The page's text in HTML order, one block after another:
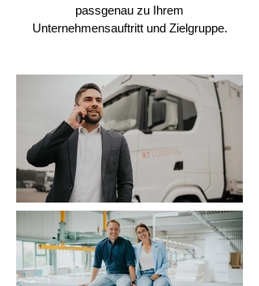
passgenau zu Ihrem
Unternehmensauftritt und Zielgruppe.